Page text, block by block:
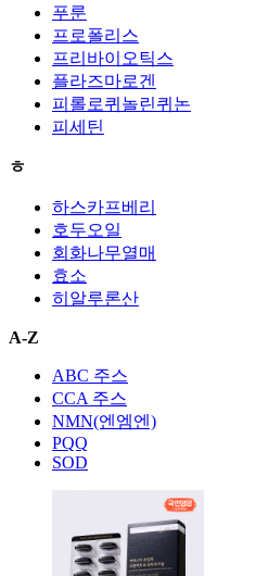
푸룬
프로폴리스
프리바이오틱스
플라즈마로겐
피롤로퀴놀린퀴논
피세틴
ㅎ
하스카프베리
호두오일
회화나무열매
효소
히알루론산
A-Z
ABC 주스
CCA 주스
NMN(엔엠엔)
PQQ
SOD